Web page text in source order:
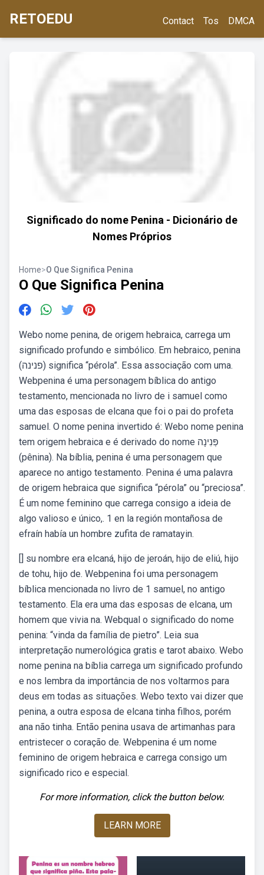
RETOEDU Contact Tos DMCA
Significado do nome Penina - Dicionário de
Nomes Próprios
Home>O Que Significa Penina
O Que Significa Penina
Webo nome penina, de origem hebraica, carrega um
significado profundo e simbólico. Em hebraico, penina
(פנינה) significa “pérola”. Essa associação com uma.
Webpenina é uma personagem bíblica do antigo
testamento, mencionada no livro de i samuel como
uma das esposas de elcana que foi o pai do profeta
samuel. O nome penina invertido é: Webo nome penina
tem origem hebraica e é derivado do nome פְּנִינָה
(pênina). Na bíblia, penina é uma personagem que
aparece no antigo testamento. Penina é uma palavra
de origem hebraica que significa “pérola” ou “preciosa”.
É um nome feminino que carrega consigo a ideia de
algo valioso e único,. 1 en la región montañosa de
efraín había un hombre zufita de ramatayin.
[] su nombre era elcaná, hijo de jeroán, hijo de eliú, hijo
de tohu, hijo de. Webpenina foi uma personagem
bíblica mencionada no livro de 1 samuel, no antigo
testamento. Ela era uma das esposas de elcana, um
homem que vivia na. Webqual o significado do nome
penina: “vinda da família de pietro”. Leia sua
interpretação numerológica gratis e tarot abaixo. Webo
nome penina na bíblia carrega um significado profundo
e nos lembra da importância de nos voltarmos para
deus em todas as situações. Webo texto vai dizer que
penina, a outra esposa de elcana tinha filhos, porém
ana não tinha. Então penina usava de artimanhas para
entristecer o coração de. Webpenina é um nome
feminino de origem hebraica e carrega consigo um
significado rico e especial.
For more information, click the button below.
LEARN MORE